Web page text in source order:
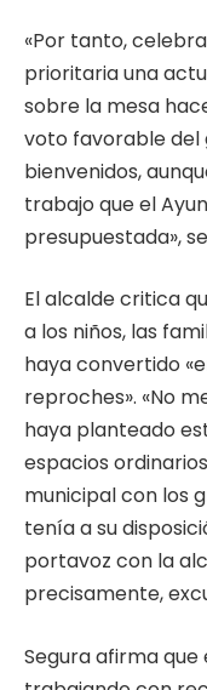
«Por tanto,
prioritaria una
sobre la mesa
voto favorable del
bienvenidos,
trabajo que el
presupuestada»,
El alcalde critica
a los niños, las
haya convertido
reproches». «No
haya planteado
espacios
municipal con los
tenía a su
portavoz con la
precisamente,
Segura afirma